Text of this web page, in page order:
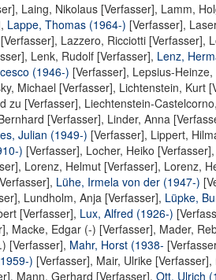
Laing, Nikolaus [Verfasser], Lamm,
, Lappe, Thomas (1964-) [Verfasser],
, Lazzero, Ricciotti [Verfasser],
, Lenk, Rudolf [Verfasser], Lenz,
(1946-) [Verfasser], Lepsius-
Michael [Verfasser], Lichtenstein, Kurt
zu [Verfasser], Liechtenstein-
[Verfasser], Linder, Anna
Julian (1949-) [Verfasser], Lippert,
) [Verfasser], Locher, Heiko [Verfasser],
, Lorenz, Helmut [Verfasser], Lorenz,
, Lühe, Irmela von der (1947-)
, Lundholm, Anja [Verfasser], Lüpke,
[Verfasser], Lux, Alfred (1926-)
Macke, Edgar (-) [Verfasser], Mader,
[Verfasser], Mahr, Horst (1938-
) [Verfasser], Mair, Ulrike [Verfasser],
, Mann, Gerhard [Verfasser], Ott, Ulrich